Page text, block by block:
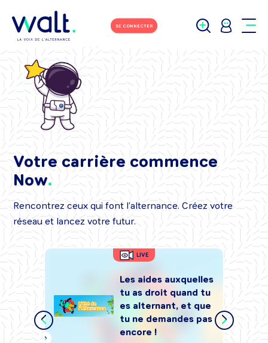
SE CONNECTER
Votre carrière commence
Now
Rencontrez ceux qui font l’alternance. Créez votre
réseau et lancez votre futur.
LIVE
Les aides auxquelles
tu as droit quand tu
es alternant, et que
tu ne demandes pas
encore !